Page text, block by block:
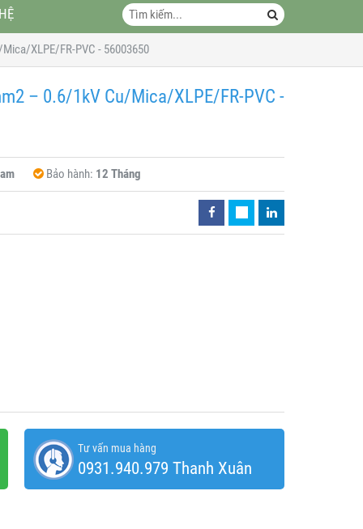
XLPE/FR-PVC - 56003650
– 0.6/1kV Cu/Mica/XLPE/FR-PVC -
Bảo hành: 12 Tháng
Tư vấn mua hàng
0931.940.979 Thanh Xuân